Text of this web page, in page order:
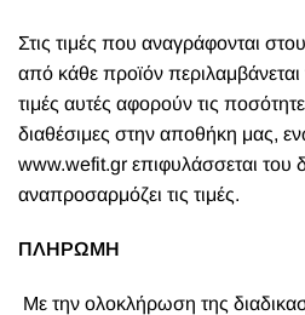
Στις τιμές που αναγράφονται
από κάθε προϊόν
τιμές αυτές αφορούν τις
διαθέσιμες στην αποθήκη μας,
www.wefit.gr επιφυλάσσεται του
αναπροσαρμόζει τις τιμές.
ΠΛΗΡΩΜΗ
Με την ολοκλήρωση της